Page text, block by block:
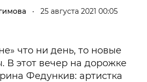
• 25 августа 2021 00:05
что ни день, то новые
В этот вечер на дорожке
Федункив: артистка